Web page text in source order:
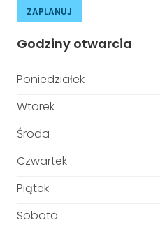
ZAPLANUJ
Godziny otwarcia
Poniedziałek
Wtorek
Środa
Czwartek
Piątek
Sobota